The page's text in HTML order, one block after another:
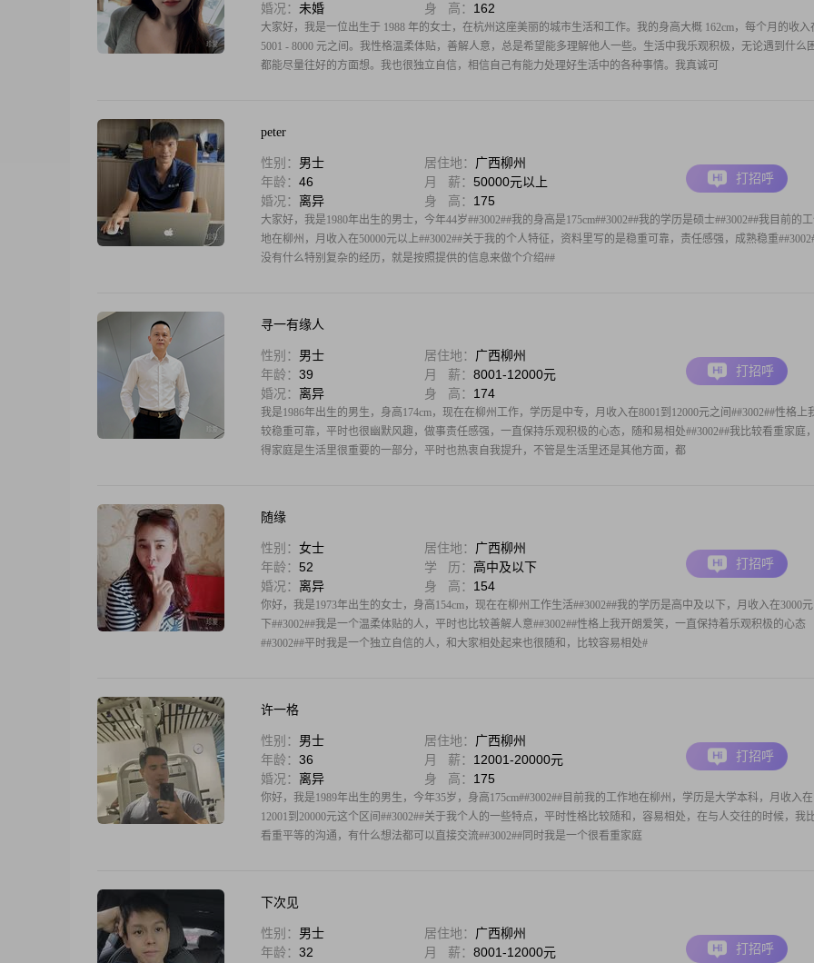
婚况： 未婚 身 高： 162
大家好，我是一位出生于 1988 年的女士，在杭州这座美丽的城市生活和工作。我的身高大概 162cm，每个月的收入
5001 - 8000 元之间。我性格温柔体贴，善解人意，总是希望能多理解他人一些。生活中我乐观积极，无论遇到什么
都能尽量往好的方面想。我也很独立自信，相信自己有能力处理好生活中的各种事情。我真诚可
peter
性别： 男士 居住地： 广西柳州
年龄： 46 月 薪： 50000元以上
婚况： 离异 身 高： 175
大家好，我是1980年出生的男士，今年44岁##3002##我的身高是175cm##3002##我的学历是硕士##3002##我目前的
地在柳州，月收入在50000元以上##3002##关于我的个人特征，资料里写的是稳重可靠，责任感强，成熟稳重
没有什么特别复杂的经历，就是按照提供的信息来做个介绍##
打招呼
寻一有缘人
性别： 男士 居住地： 广西柳州
年龄： 39 月 薪： 8001-12000元
婚况： 离异 身 高： 174
我是1986年出生的男生，身高174cm，现在在柳州工作，学历是中专，月收入在8001到12000元之间##3002##性格上
较稳重可靠，平时也很幽默风趣，做事责任感强，一直保持乐观积极的心态，随和易相处##3002##我比较看重家庭
得家庭是生活里很重要的一部分，平时也热衷自我提升，不管是生活里还是其他方面，都
打招呼
随缘
性别： 女士 居住地： 广西柳州
年龄： 52 学 历： 高中及以下
婚况： 离异 身 高： 154
你好，我是1973年出生的女士，身高154cm，现在在柳州工作生活##3002##我的学历是高中及以下，月收入在3000
下##3002##我是一个温柔体贴的人，平时也比较善解人意##3002##性格上我开朗爱笑，一直保持着乐观积极的心态
##3002##平时我是一个独立自信的人，和大家相处起来也很随和，比较容易相处#
打招呼
许一格
性别： 男士 居住地： 广西柳州
年龄： 36 月 薪： 12001-20000元
婚况： 离异 身 高： 175
你好，我是1989年出生的男生，今年35岁，身高175cm##3002##目前我的工作地在柳州，学历是大学本科，月收入在
12001到20000元这个区间##3002##关于我个人的一些特点，平时性格比较随和，容易相处，在与人交往的时候，我
看重平等的沟通，有什么想法都可以直接交流##3002##同时我是一个很看重家庭
打招呼
下次见
性别： 男士 居住地： 广西柳州
年龄： 32 月 薪： 8001-12000元
打招呼